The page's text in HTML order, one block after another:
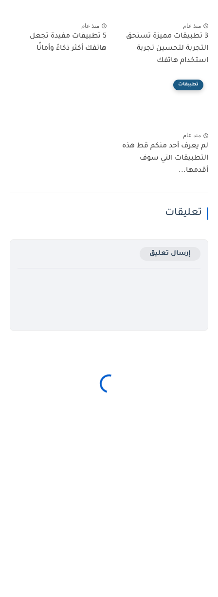
منذ عام
3 تطبيقات مميزة تستحق
التجربة لتحسين تجربة
استخدام هاتفك
منذ عام
5 تطبيقات مفيدة تجعل
هاتفك أكثر ذكاءً وأمانًا
تطبيقات
منذ عام
لم يعرف أحد منكم قط هذه
التطبيقات التي سوف
أقدمها...
تعليقات
إرسال تعليق